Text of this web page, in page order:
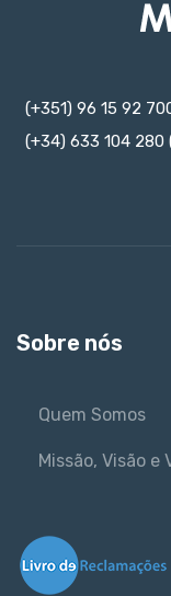
(+351) 96 15 92
(+34) 633 104 280
Sobre nós
Quem Somos
Missão, Visão e